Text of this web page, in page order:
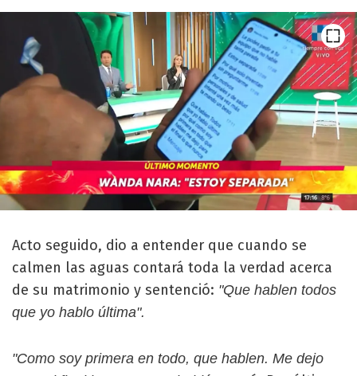
Acto seguido, dio a entender que cuando se
calmen las aguas contará toda la verdad acerca
de su matrimonio y sentenció: "Que hablen todos
que yo hablo última".
"Como soy primera en todo, que hablen. Me dejo